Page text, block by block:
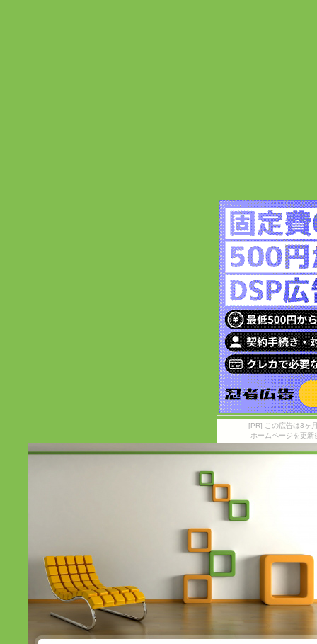
[PR] この広告は3ヶ
ホームページを更